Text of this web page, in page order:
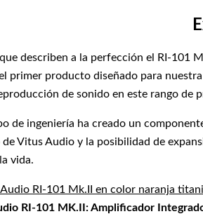
describen a la perfección el RI-101
primer producto diseñado para
de sonido en este rango de
de ingeniería ha creado un
Vitus Audio y la posibilidad de
vida.
RI-101 MK.II: Amplificador